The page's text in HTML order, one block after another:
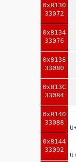
0x8130
33072
0x8134
33076
0x8138
33080
0x813C
33084
0x8140
33088
0x8144
33092